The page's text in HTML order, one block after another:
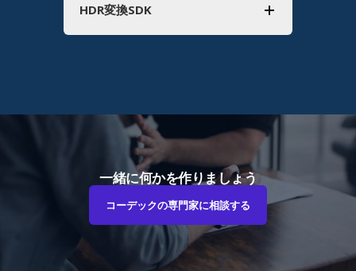
HDR変換SDK
一緒に何かを作りましょう
コーデックの専門家に相談する